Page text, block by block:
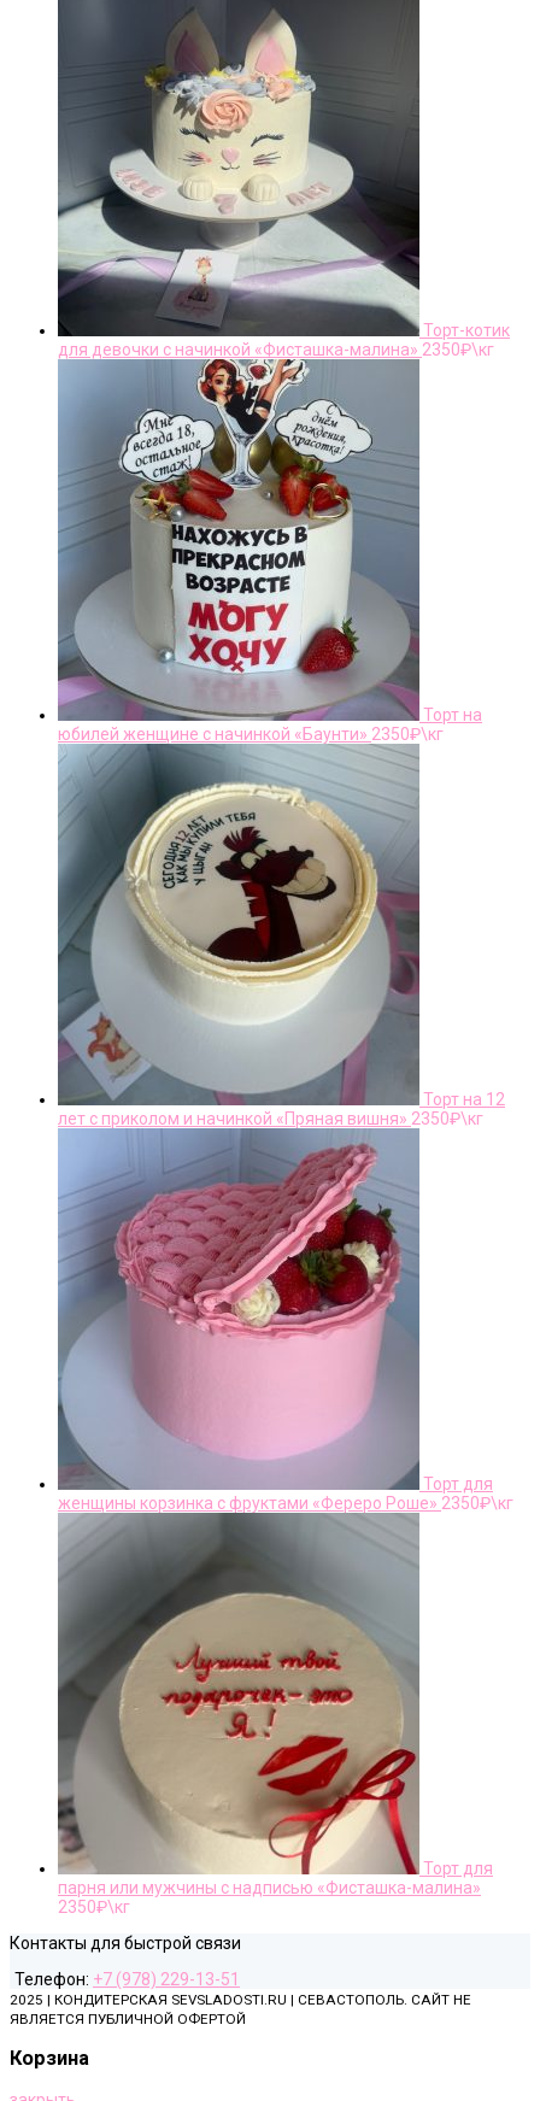
Торт-котик
для девочки с начинкой «Фисташка-малина» 2350₽\кг
Торт на
юбилей женщине с начинкой «Баунти» 2350₽\кг
Торт на 12
лет с приколом и начинкой «Пряная вишня» 2350₽\кг
Торт для
женщины корзинка с фруктами «Фереро Роше» 2350₽\кг
Торт для
парня или мужчины с надписью «Фисташка-малина»
2350₽\кг
Контакты для быстрой связи
Телефон: +7 (978) 229-13-51
2025 | КОНДИТЕРСКАЯ SEVSLADOSTI.RU | СЕВАСТОПОЛЬ. САЙТ НЕ
ЯВЛЯЕТСЯ ПУБЛИЧНОЙ ОФЕРТОЙ
Корзина